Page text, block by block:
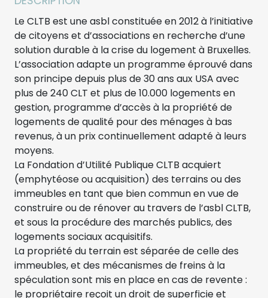
Le CLTB est une asbl constituée en 2012 à l’initiative
de citoyens et d’associations en recherche d’une
solution durable à la crise du logement à Bruxelles.
L’association adapte un programme éprouvé dans
son principe depuis plus de 30 ans aux USA avec
plus de 240 CLT et plus de 10.000 logements en
gestion, programme d’accès à la propriété de
logements de qualité pour des ménages à bas
revenus, à un prix continuellement adapté à leurs
moyens.
La Fondation d’Utilité Publique CLTB acquiert
(emphytéose ou acquisition) des terrains ou des
immeubles en tant que bien commun en vue de
construire ou de rénover au travers de l’asbl CLTB,
et sous la procédure des marchés publics, des
logements sociaux acquisitifs.
La propriété du terrain est séparée de celle des
immeubles, et des mécanismes de freins à la
spéculation sont mis en place en cas de revente :
le propriétaire reçoit un droit de superficie et